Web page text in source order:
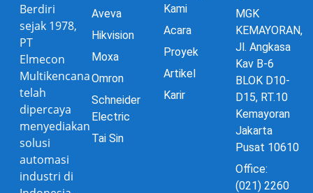
Berdiri
sejak 1978,
PT
Elmecon
Multikencana
telah
dipercaya
menyediakan
solusi
automasi
industri di
Aveva
Hikvision
Moxa
Omron
Schneider
Electric
Tai Sin
Kami
Acara
Proyek
Artikel
Karir
MGK
KEMAYORAN,
Jl. Angkasa
Kav B-6
BLOK D10-
D15, RT.10
Kemayoran
Jakarta
Pusat 10610
Office:
(021) 2260